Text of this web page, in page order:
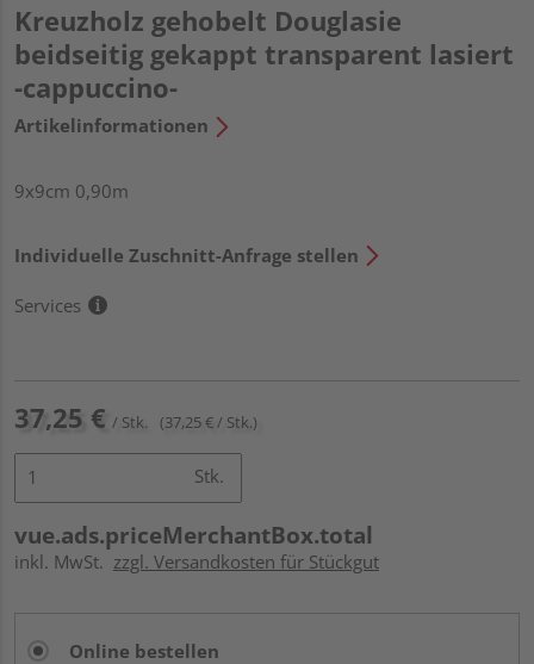
Kreuzholz gehobelt Douglasie
beidseitig gekappt transparent lasiert
-cappuccino-
Artikelinformationen
9x9cm 0,90m
Individuelle Zuschnitt-Anfrage stellen
Services
37,25 € / Stk. (37,25 € / Stk.)
Stk.
vue.ads.priceMerchantBox.total
inkl. MwSt. zzgl. Versandkosten für Stückgut
Online bestellen